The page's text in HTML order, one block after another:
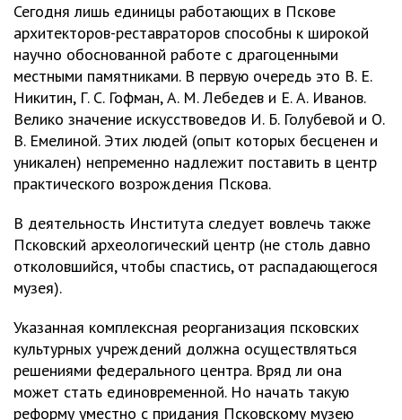
Сегодня лишь единицы работающих в Пскове
архитекторов-реставраторов способны к широкой
научно обоснованной работе с драгоценными
местными памятниками. В первую очередь это В. Е.
Никитин, Г. С. Гофман, А. М. Лебедев и Е. А. Иванов.
Велико значение искусствоведов И. Б. Голубевой и О.
В. Емелиной. Этих людей (опыт которых бесценен и
уникален) непременно надлежит поставить в центр
практического возрождения Пскова.
В деятельность Института следует вовлечь также
Псковский археологический центр (не столь давно
отколовшийся, чтобы спастись, от распадающегося
музея).
Указанная комплексная реорганизация псковских
культурных учреждений должна осуществляться
решениями федерального центра. Вряд ли она
может стать единовременной. Но начать такую
реформу уместно с придания Псковскому музею